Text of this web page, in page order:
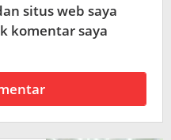
situs web saya
komentar saya